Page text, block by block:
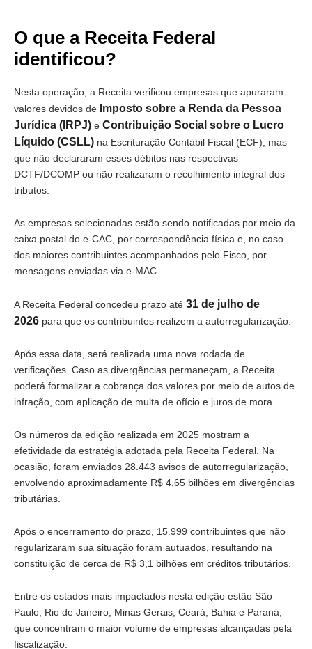
O que a Receita Federal
identificou?
Nesta operação, a Receita verificou empresas que apuraram
valores devidos de Imposto sobre a Renda da Pessoa
Jurídica (IRPJ) e Contribuição Social sobre o Lucro
Líquido (CSLL) na Escrituração Contábil Fiscal (ECF), mas
que não declararam esses débitos nas respectivas
DCTF/DCOMP ou não realizaram o recolhimento integral dos
tributos.
As empresas selecionadas estão sendo notificadas por meio da
caixa postal do e-CAC, por correspondência física e, no caso
dos maiores contribuintes acompanhados pelo Fisco, por
mensagens enviadas via e-MAC.
A Receita Federal concedeu prazo até 31 de julho de
2026 para que os contribuintes realizem a autorregularização.
Após essa data, será realizada uma nova rodada de
verificações. Caso as divergências permaneçam, a Receita
poderá formalizar a cobrança dos valores por meio de autos de
infração, com aplicação de multa de ofício e juros de mora.
Os números da edição realizada em 2025 mostram a
efetividade da estratégia adotada pela Receita Federal. Na
ocasião, foram enviados 28.443 avisos de autorregularização,
envolvendo aproximadamente R$ 4,65 bilhões em divergências
tributárias.
Após o encerramento do prazo, 15.999 contribuintes que não
regularizaram sua situação foram autuados, resultando na
constituição de cerca de R$ 3,1 bilhões em créditos tributários.
Entre os estados mais impactados nesta edição estão São
Paulo, Rio de Janeiro, Minas Gerais, Ceará, Bahia e Paraná,
que concentram o maior volume de empresas alcançadas pela
fiscalização.